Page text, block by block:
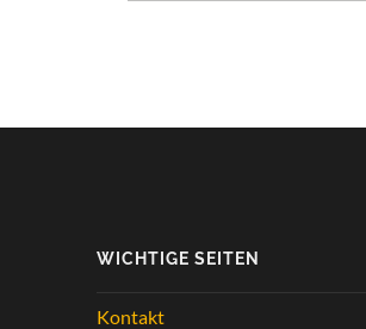
WICHTIGE SEITEN
Kontakt